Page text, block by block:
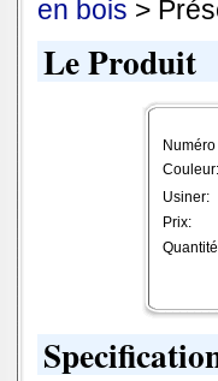
en bois >
Le Produit
Couleur:
Usiner:
Prix: